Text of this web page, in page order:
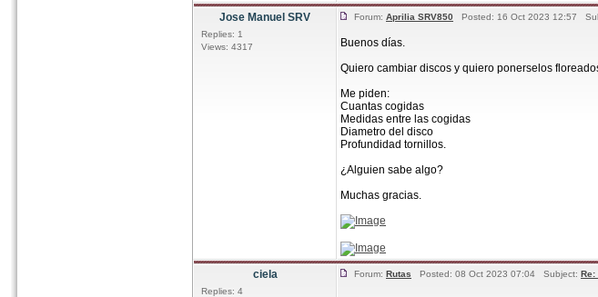
Jose Manuel SRV
Replies: 1
Views: 4317
Forum: Aprilia SRV850 Posted: 16 Oct 2023 12:57
Buenos días.
Quiero cambiar discos y quiero ponerselos
Me piden:
Cuantas cogidas
Medidas entre las cogidas
Diametro del disco
Profundidad tornillos.
¿Alguien sabe algo?
Muchas gracias.
ciela
Replies: 4
Forum: Rutas Posted: 08 Oct 2023 07:04 Subject: Re: